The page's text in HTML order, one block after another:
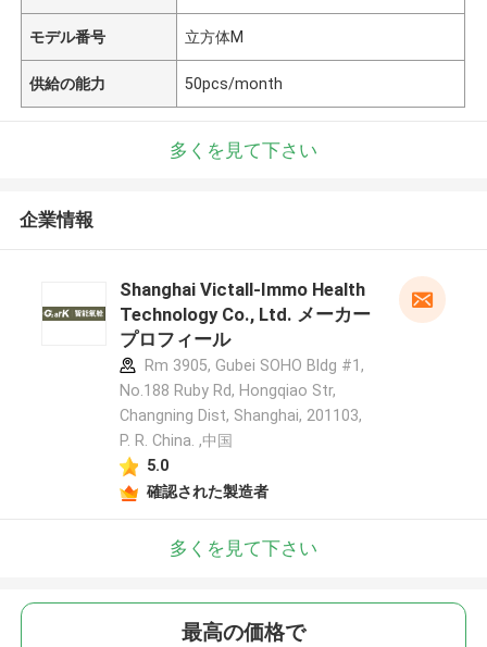
モデル番号 立方体M
供給の能力 50pcs/month
多くを見て下さい
企業情報
Shanghai Victall-Immo Health
Technology Co., Ltd. メーカー
プロフィール
Rm 3905, Gubei SOHO Bldg #1,
No.188 Ruby Rd, Hongqiao Str,
Changning Dist, Shanghai, 201103,
P. R. China. ,中国
5.0
確認された製造者
多くを見て下さい
最高の価格で